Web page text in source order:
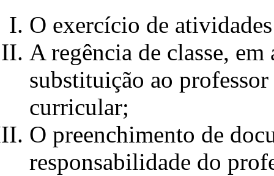
O exercício de
A regência de classe,
substituição ao
curricular;
O preenchimento de
responsabilidade do